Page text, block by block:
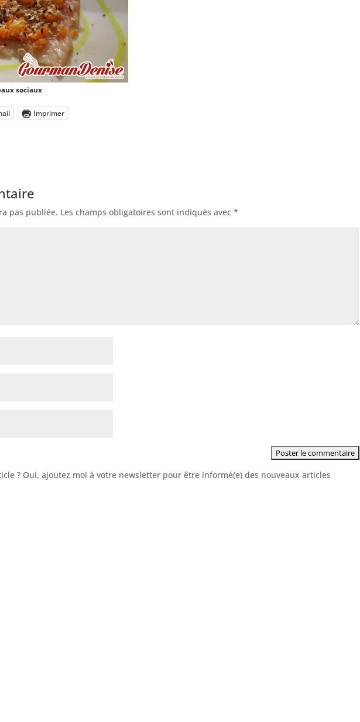
sociaux
Imprimer
pas publiée. Les champs obligatoires sont indiqués avec *
? Oui, ajoutez moi à votre newsletter pour être informé(e) des nouveaux articles